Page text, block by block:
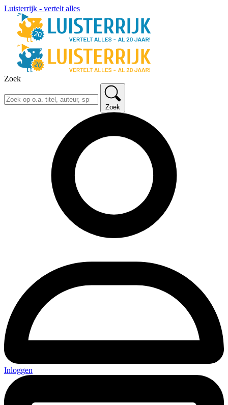
Luisterrijk - vertelt alles
Zoek
Zoek
Inloggen